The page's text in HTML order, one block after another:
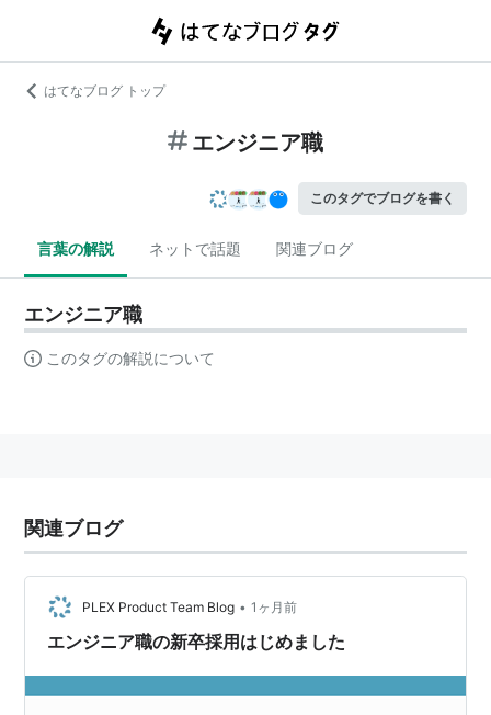
はてなブログ トップ
エンジニア職
このタグでブログを書く
言葉の解説 ネットで話題 関連ブログ
エンジニア職
このタグの解説について
関連ブログ
PLEX Product Team Blog • 1ヶ月前
エンジニア職の新卒採用はじめました